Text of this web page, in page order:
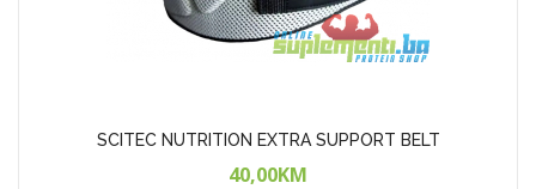
SCITEC NUTRITION EXTRA SUPPORT BELT
40,00KM